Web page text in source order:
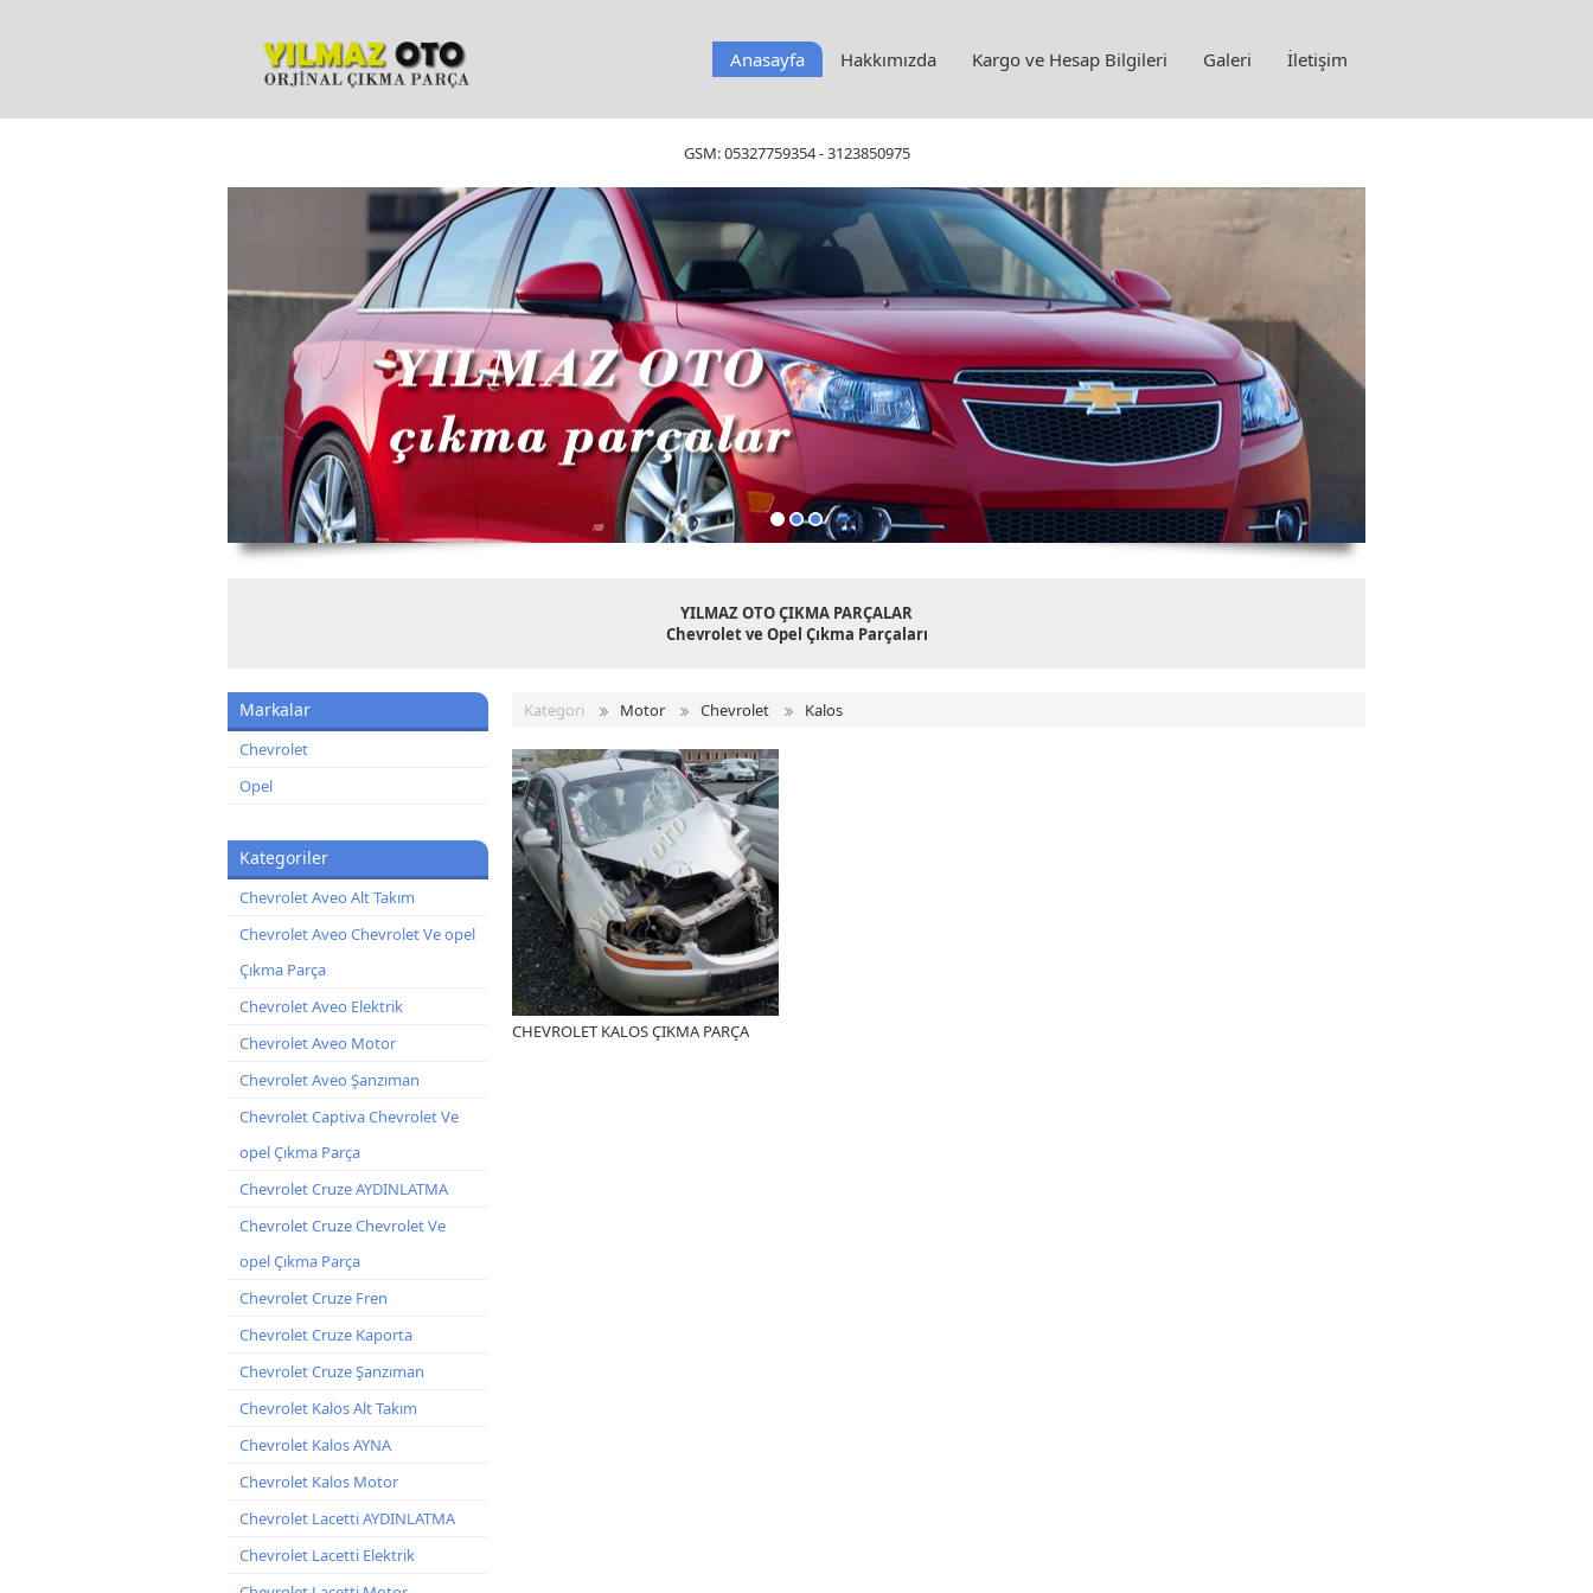
Anasayfa Hakkımızda Kargo ve Hesap Bilgileri Galeri İletişim
GSM:05327759354-3123850975
YILMAZ OTO ÇIKMA PARÇALAR
Chevrolet ve Opel Çıkma Parçaları
Markalar
Chevrolet
Opel
Kategoriler
Chevrolet Aveo Alt Takım
Chevrolet Aveo Chevrolet Ve opel
Çıkma Parça
Chevrolet Aveo Elektrik
Chevrolet Aveo Motor
Chevrolet Aveo Şanzıman
Chevrolet Captiva Chevrolet Ve
opel Çıkma Parça
Chevrolet Cruze AYDINLATMA
Chevrolet Cruze Chevrolet Ve
opel Çıkma Parça
Chevrolet Cruze Fren
Chevrolet Cruze Kaporta
Chevrolet Cruze Şanzıman
Chevrolet Kalos Alt Takım
Chevrolet Kalos AYNA
Chevrolet Kalos Motor
Chevrolet Lacetti AYDINLATMA
Chevrolet Lacetti Elektrik
Kategori Motor Chevrolet Kalos
CHEVROLET KALOS ÇIKMA PARÇA